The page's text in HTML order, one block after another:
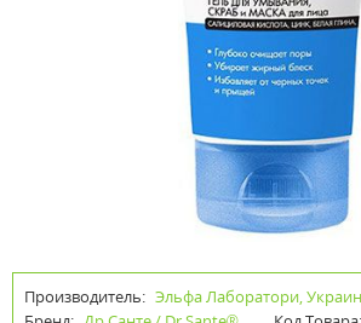
Производитель: Эльфа Лаборатори,